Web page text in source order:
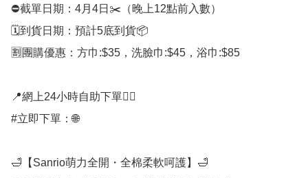
⛔️截單日期：4月4日✂️（晚上12點前入數）
🗓️到貨日期：預計5底到貨📦
🈹團購優惠：方巾:$35，洗臉巾:$45，浴巾:$85
📍網上24小時自助下單👍🏻
#立即下單：🌐
🛁【Sanrio萌力全開・全棉柔軟呵護】🛁